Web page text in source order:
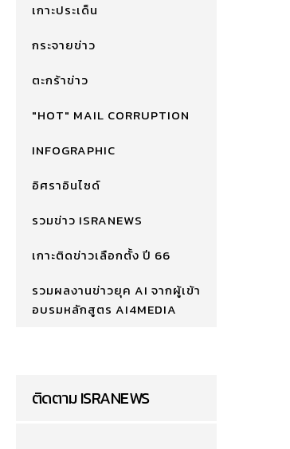
เกาะประเด็น
กระจายข่าว
ตะกร้าข่าว
"HOT" MAIL CORRUPTION
INFOGRAPHIC
อิศราอินไซด์
รวมข่าว ISRANEWS
เกาะติดข่าวเลือกตั้ง ปี 66
รวมผลงานข่าวยุค AI จากผู้เข้า
อบรมหลักสูตร AI4MEDIA
ติดตาม ISRANEWS